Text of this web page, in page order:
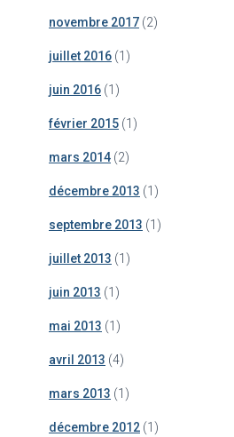
novembre 2017 (2)
juillet 2016 (1)
juin 2016 (1)
février 2015 (1)
mars 2014 (2)
décembre 2013 (1)
septembre 2013 (1)
juillet 2013 (1)
juin 2013 (1)
mai 2013 (1)
avril 2013 (4)
mars 2013 (1)
décembre 2012 (1)